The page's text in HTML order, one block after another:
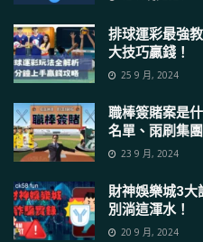
排球運彩最強
大技巧贏錢！
25 9 月, 2024
職棒簽賭案是
名單、雨刷集團
23 9 月, 2024
財神娛樂城3大
別淌這渾水！
20 9 月, 2024